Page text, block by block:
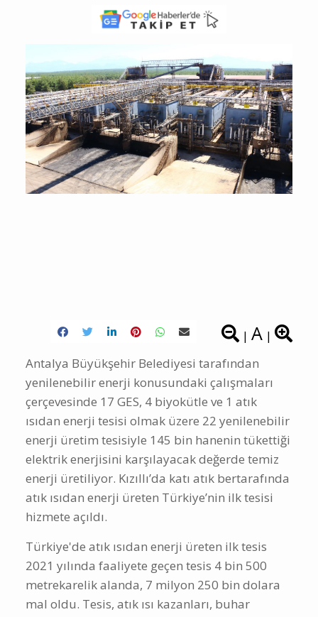
| A |
Antalya Büyükşehir Belediyesi tarafından
yenilenebilir enerji konusundaki çalışmaları
çerçevesinde 17 GES, 4 biyokütle ve 1 atık
ısıdan enerji tesisi olmak üzere 22 yenilenebilir
enerji üretim tesisiyle 145 bin hanenin tükettiği
elektrik enerjisini karşılayacak değerde temiz
enerji üretiliyor. Kızıllı’da katı atık bertarafında
atık ısıdan enerji üreten Türkiye’nin ilk tesisi
hizmete açıldı.
Türkiye'de atık ısıdan enerji üreten ilk tesis
2021 yılında faaliyete geçen tesis 4 bin 500
metrekarelik alanda, 7 milyon 250 bin dolara
mal oldu. Tesis, atık ısı kazanları, buhar